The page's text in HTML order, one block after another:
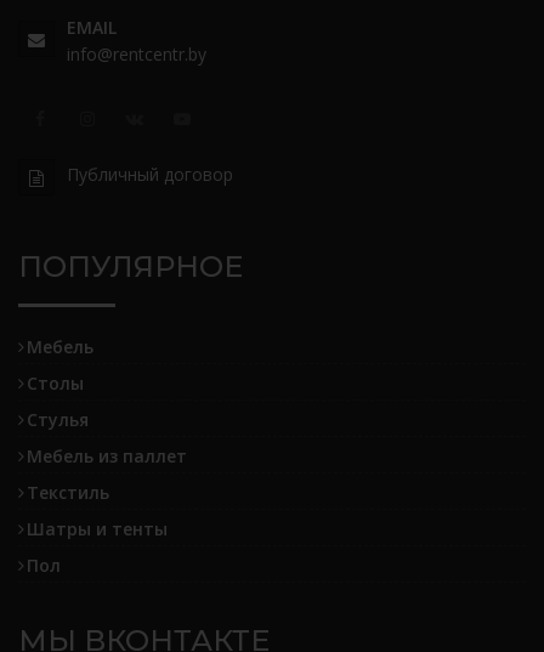
EMAIL
info@rentcentr.by
Публичный договор
ПОПУЛЯРНОЕ
Мебель
Столы
Стулья
Мебель из паллет
Текстиль
Шатры и тенты
Пол
МЫ ВКОНТАКТЕ